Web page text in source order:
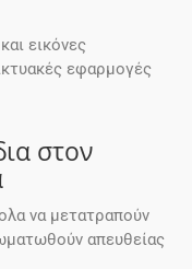
εικόνες
εφαρμογές
στον
να μετατραπούν
απευθείας